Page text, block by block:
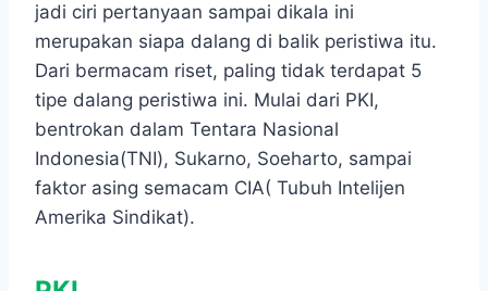
jadi ciri pertanyaan sampai dikala ini
merupakan siapa dalang di balik peristiwa itu.
Dari bermacam riset, paling tidak terdapat 5
tipe dalang peristiwa ini. Mulai dari PKI,
bentrokan dalam Tentara Nasional
Indonesia(TNI), Sukarno, Soeharto, sampai
faktor asing semacam CIA( Tubuh Intelijen
Amerika Sindikat).